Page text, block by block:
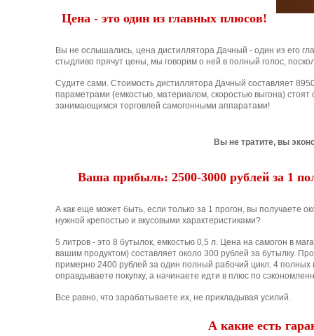
Цена - это один из главных плюсов!
Вы не ослышались, цена дистиллятора Дачный - один из его
стыдливо прячут цены, мы говорим о ней в полный голос,
Судите сами. Стоимость дистиллятора Дачный составляет
параметрами (емкостью, материалом, скоростью выгона)
занимающимся торговлей самогонными аппаратами!
Вы не тратите, вы
Ваша прибыль: 2500-3000 рублей за 1
А как еще может быть, если только за 1 прогон, вы получаете
нужной крепостью и вкусовыми характеристиками?
5 литров - это 8 бутылок, емкостью 0,5 л. Цена на самогон в
вашим продуктом) составляет около 300 рублей за бутылку.
примерно 2400 рублей за один полный рабочий цикл. 4
оправдываете покупку, а начинаете идти в плюс по
Все равно, что зарабатываете их, не прикладывая усилий.
А какие есть